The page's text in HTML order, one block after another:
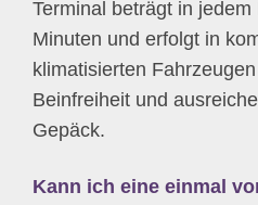
Terminal beträgt in
Minuten und erfolgt in
klimatisierten
Beinfreiheit und
Gepäck.
Kann ich eine einmal